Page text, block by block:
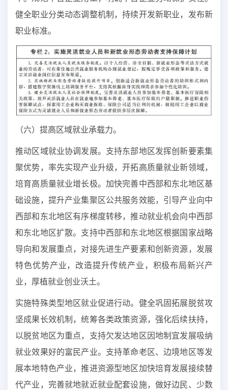
健全职业分类动态调整机制，持续开发新职业，发布新
职业标准。
（六）提高区域就业承载力。
推动区域就业协调发展。支持东部地区发挥创新要素集
聚优势，率先实现产业升级，开拓高质量就业新领域，
培育高质量就业增长极。加快完善中西部和东北地区基
础设施，提升产业集聚区公共服务效能，引导产业向中
西部和东北地区有序梯度转移，推动就业机会向中西部
和东北地区扩散。支持中西部和东北地区根据国家战略
导向和发展重点，对接先进生产要素和创新资源，发展
特色优势产业，改造提升传统产业，积极布局新兴产
业，厚植就业创业沃土。
实施特殊类型地区就业促进行动。健全巩固拓展脱贫攻
坚成果长效机制，统筹各类政策资源，强化后续扶持，
以脱贫地区为重点，支持欠发达地区因地制宜发展吸纳
就业效果好的富民产业。支持革命老区、边境地区等发
展本地特色产业，推进资源型地区加快培育发展接续替
代产业，完善就地就近就业配套设施，做好边民、少数